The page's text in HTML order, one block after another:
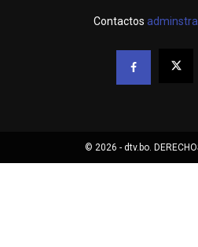
Contactos
© 2026 - dtv.bo.